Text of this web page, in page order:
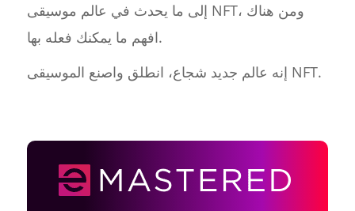
إلى ما يحدث في عالم موسيقى NFT، ومن هناك
افهم ما يمكنك فعله بها.
إنه عالم جديد شجاع، انطلق واصنع الموسيقى NFT.